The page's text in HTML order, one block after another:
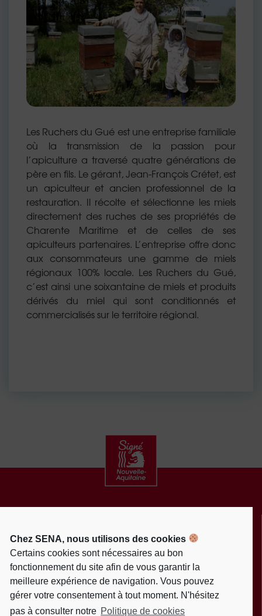
Chez SENA, nous utilisons des cookies
Certains cookies sont nécessaires au bon
fonctionnement du site afin de vous garantir la
meilleure expérience de navigation. Vous pouvez
gérer votre consentement à tout moment. N'hésitez
pas à consulter notre Politique de cookies
Les Ruchers du Gué est une entreprise familiale
où la transmission de la passion pour
l’apiculture a traversé quatre générations de
père en fils. Le gérant, Jean-François Crétet, est
un apiculteur et ancien professionnel de la
restauration. Il récolte et sélectionne les miels
directement des ruches de ses propriétés de
Charente Maritime et de celles de ses
apiculteurs partenaires. L’entreprise offre donc
aux consommateurs une gamme de miels
régionaux 100% locale. Les Ruchers du Gué,
c’est ainsi une soixantaine de miels et produits
dérivés du miel qui sont conditionnés et
commercialisés sur le territoire régional.
ACTUALITÉS
MENTIONS LÉGALES
POLITIQUE DE PROTECTION DES DONNÉES
PERSONNELLES
POLITIQUE DE COOKIES (EU)